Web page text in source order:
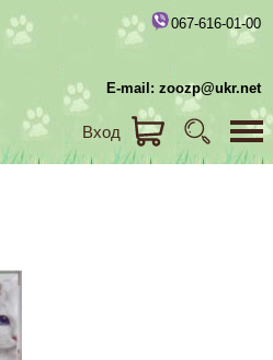
067-616-01-00
E-mail: zoozp@ukr.net
Вход